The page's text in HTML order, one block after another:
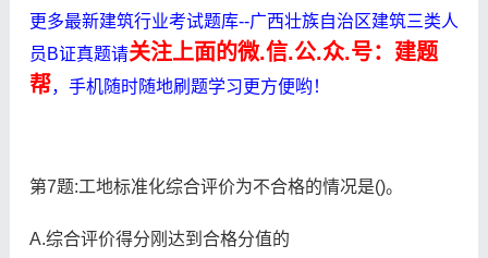
更多最新建筑行业考试题库--广西壮族自治区建筑三类人
员B证真题请关注上面的微.信.公.众.号：建题
帮，手机随时随地刷题学习更方便哟！
第7题:工地标准化综合评价为不合格的情况是()。
A.综合评价得分刚达到合格分值的